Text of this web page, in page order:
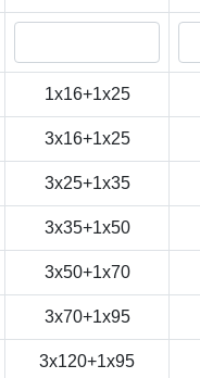
1x16+1x25
3x16+1x25
3x25+1x35
3x35+1x50
3x50+1x70
3x70+1x95
3x120+1x95